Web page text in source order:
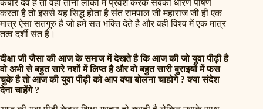
कबीर देव है तो वहीं तीनों लोकों में प्रवेश करके सबका धारण पोषण
करता है तो इससे यह सिद्ध होता है संत रामपाल जी महाराज जी ही एक
मात्र ऐसा सतगुरु है जो हमे सत भक्ति देते है और वही विश्व में एक मात्र
तत्व दर्शी संत है।
दीक्षा जी जैसा की आज के समाज में देखते है कि आज की जो युवा पीढ़ी है
वो अभी से बहुत सारे नशों में लिप्त है और वो बहुत सारी बुराइयों में फस
चुके है तो आज की युवा पीढ़ी को आप क्या बोलना चाहोगे ? क्या संदेश
देना चाहेंगे ?